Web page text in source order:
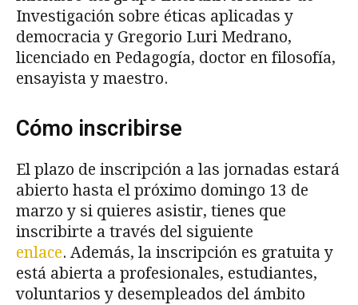
Investigación sobre éticas aplicadas y
democracia y Gregorio Luri Medrano,
licenciado en Pedagogía, doctor en filosofía,
ensayista y maestro.
Cómo inscribirse
El plazo de inscripción a las jornadas estará
abierto hasta el próximo domingo 13 de
marzo y si quieres asistir, tienes que
inscribirte a través del siguiente
enlace. Además, la inscripción es gratuita y
está abierta a profesionales, estudiantes,
voluntarios y desempleados del ámbito